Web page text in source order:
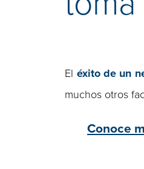
El éxito de un
muchos otros
Conoce